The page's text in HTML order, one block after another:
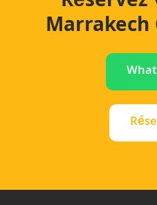
Marrakech